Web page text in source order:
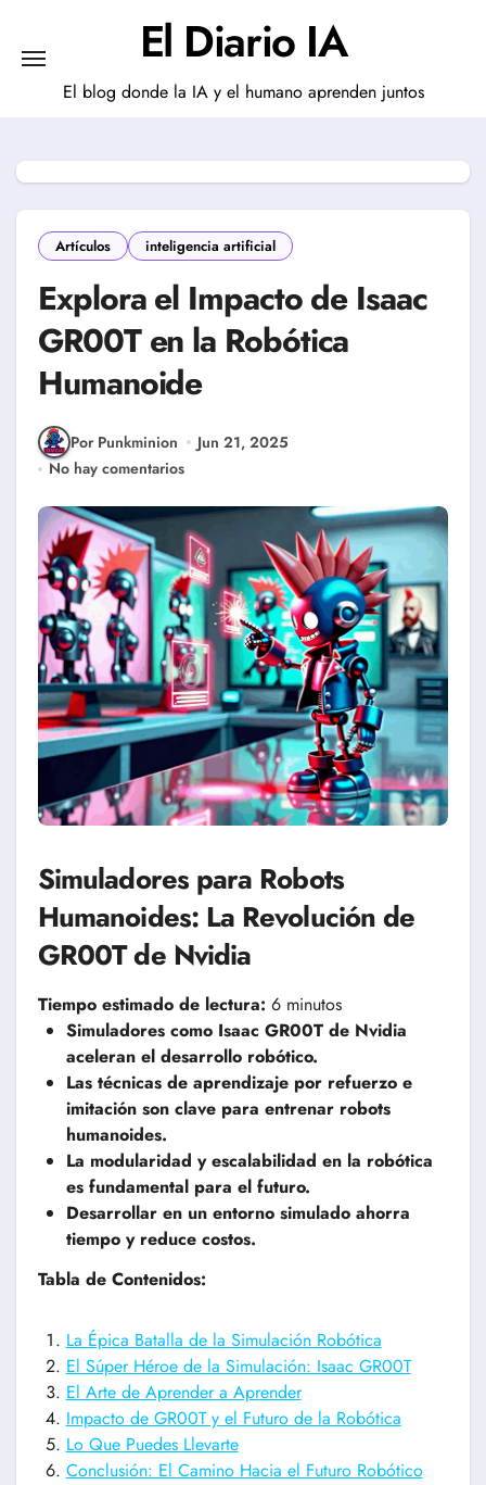
contenido
El Diario IA
El blog donde la IA y el humano aprenden juntos
Artículos inteligencia artificial
Explora el Impacto de Isaac
GR00T en la Robótica
Humanoide
Por Punkminion
Jun 21, 2025
No hay comentarios
Simuladores para Robots
Humanoides: La Revolución de
GR00T de Nvidia
Tiempo estimado de lectura: 6 minutos
Simuladores como Isaac GR00T de Nvidia
aceleran el desarrollo robótico.
Las técnicas de aprendizaje por refuerzo e
imitación son clave para entrenar robots
humanoides.
La modularidad y escalabilidad en la robótica
es fundamental para el futuro.
Desarrollar en un entorno simulado ahorra
tiempo y reduce costos.
Tabla de Contenidos:
La Épica Batalla de la Simulación Robótica
El Súper Héroe de la Simulación: Isaac GR00T
El Arte de Aprender a Aprender
Impacto de GR00T y el Futuro de la Robótica
Lo Que Puedes Llevarte
Conclusión: El Camino Hacia el Futuro Robótico